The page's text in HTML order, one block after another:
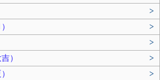
>
>
>
）
>
>